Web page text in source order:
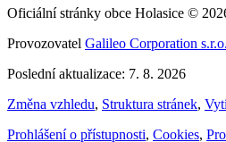
Oficiální stránky obce Holasice ©
Provozovatel Galileo Corporation s.r.o.
Poslední aktualizace: 7. 8. 2026
Změna vzhledu, Struktura stránek,
Prohlášení o přístupnosti, Cookies,